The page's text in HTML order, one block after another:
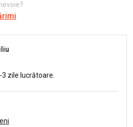
zile lucrătoare.